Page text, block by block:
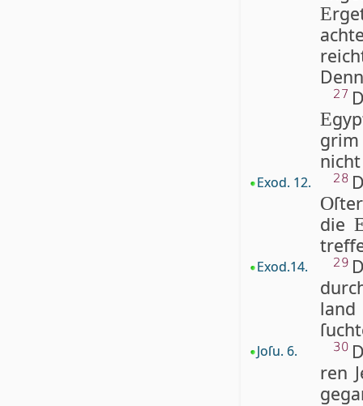
E
27
E
grim
nicht
Exod. 12. 28
O
die
Exod.14. 29
Joſu. 6. 30
ren